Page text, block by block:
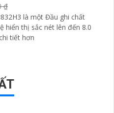
₫
là một Đầu ghi chất
hiển thị sắc nét lên đến 8.0
tiết hơn